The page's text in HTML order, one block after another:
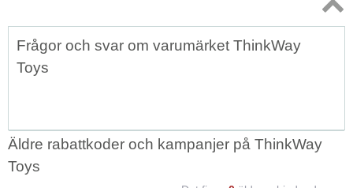
Topp
Frågor och svar om varumärket ThinkWay
Toys
Äldre rabattkoder och kampanjer på ThinkWay
Toys